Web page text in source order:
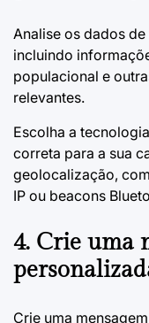
Analise os dados
incluindo
populacional e
relevantes.
Escolha a
correta para a sua
geolocalização,
IP ou beacons
4. Crie uma
Crie uma